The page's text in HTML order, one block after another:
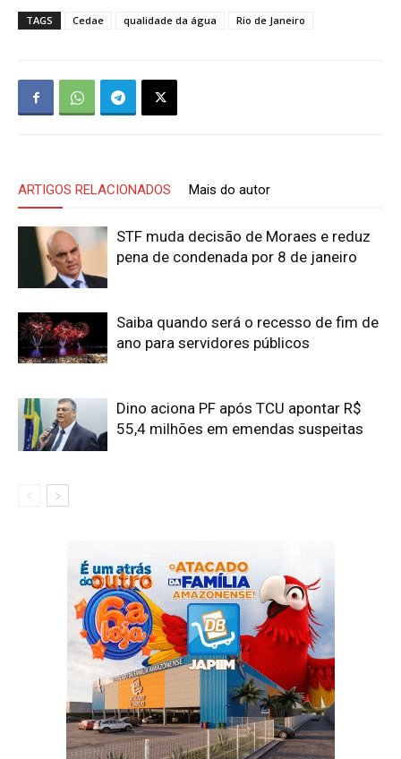
TAGS Cedae qualidade da água Rio de Janeiro
ARTIGOS RELACIONADOS Mais do autor
STF muda decisão de Moraes e reduz
pena de condenada por 8 de janeiro
Saiba quando será o recesso de fim de
ano para servidores públicos
Dino aciona PF após TCU apontar R$
55,4 milhões em emendas suspeitas